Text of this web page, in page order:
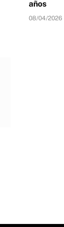
años
08/04/2026